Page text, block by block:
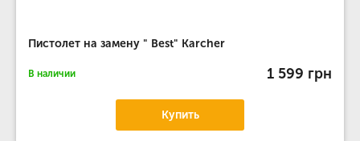
Пистолет на замену " Best" Karcher
В наличии 1 599 грн
Купить